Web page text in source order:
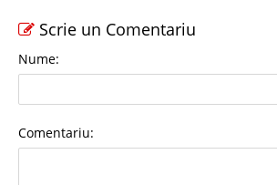
Scrie un Comentariu
Nume:
Comentariu: